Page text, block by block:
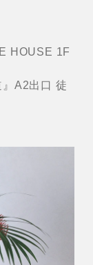
HOUSE 1F
A2出口 徒